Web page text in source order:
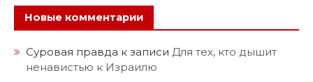
Новые комментарии
Суровая правда к записи Для тех, кто дышит
ненавистью к Израилю